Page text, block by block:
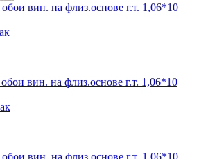
вин. на флиз.основе г.т. 1,06*10
вин. на флиз.основе г.т. 1,06*10
вин. на флиз.основе г.т. 1,06*10